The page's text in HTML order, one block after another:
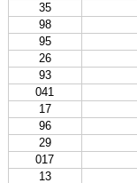
35
98
95
26
93
041
17
96
29
017
13